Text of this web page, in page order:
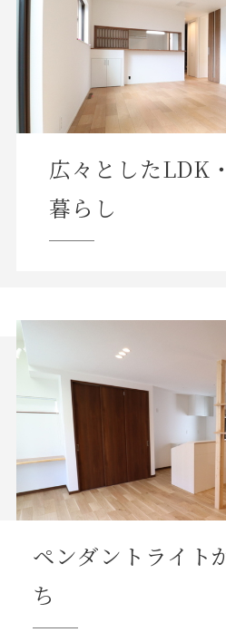
広々としたLDK
暮らし
ペンダントライト
ち